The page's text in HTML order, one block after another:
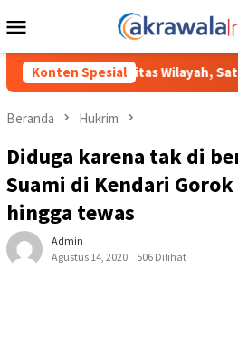
ke
Mobile
Konten Spesial
Sat Samapta Polres Toraja Utara
Beranda Hukrim
Diduga karena tak di
Suami di Kendari
hingga tewas
Admin
Agustus 14, 2020
506 Dilihat